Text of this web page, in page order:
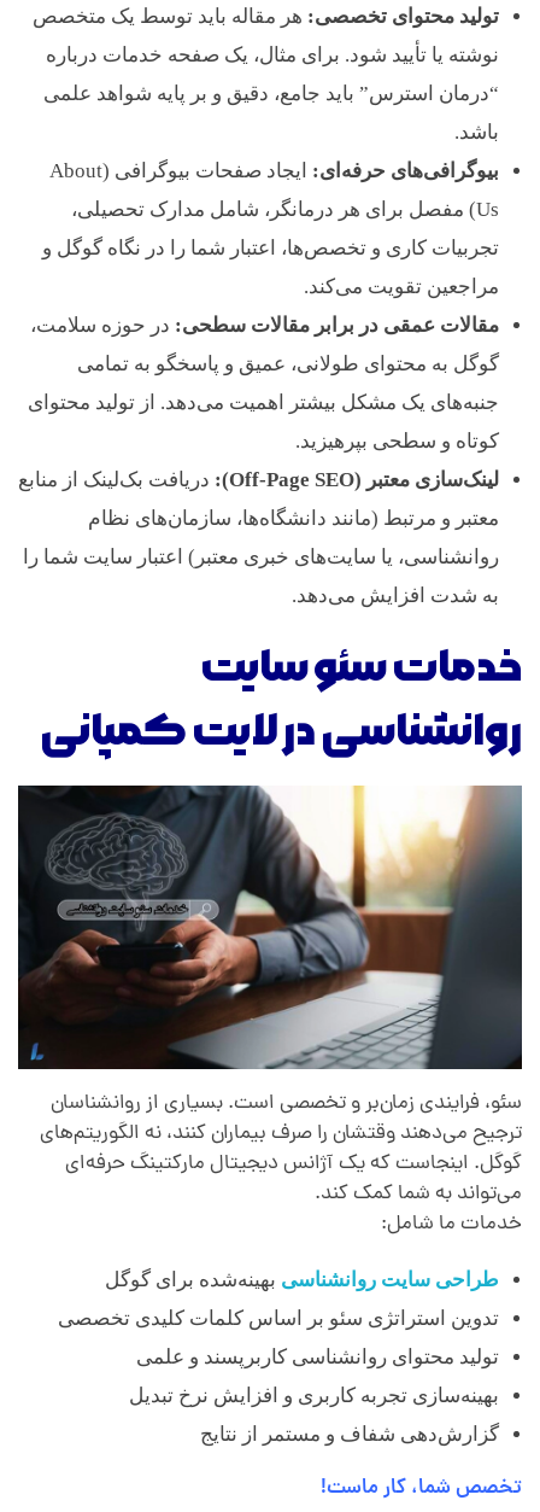
تولید محتوای تخصصی: هر مقاله باید توسط یک متخصص
نوشته یا تأیید شود. برای مثال، یک صفحه خدمات درباره
“درمان استرس” باید جامع، دقیق و بر پایه شواهد علمی
باشد.
بیوگرافی‌های حرفه‌ای:
ایجاد صفحات بیوگرافی (About
Us) مفصل برای هر درمانگر، شامل مدارک تحصیلی،
تجربیات کاری و تخصص‌ها، اعتبار شما را در نگاه گوگل و
مراجعین تقویت می‌کند.
مقالات عمقی در برابر مقالات سطحی: در حوزه سلامت،
گوگل به محتوای طولانی، عمیق و پاسخگو به تمامی
جنبه‌های یک مشکل بیشتر اهمیت می‌دهد. از تولید محتوای
کوتاه و سطحی بپرهیزید.
لینک‌سازی معتبر (Off-Page SEO):
دریافت بک‌لینک از منابع
معتبر و مرتبط (مانند دانشگاه‌ها، سازمان‌های نظام
روانشناسی، یا سایت‌های خبری معتبر) اعتبار سایت شما را
به شدت افزایش می‌دهد.
خدمات سئو سایت
روانشناسی در لایت کمپانی
سئو، فرایندی زمان‌بر و تخصصی است. بسیاری از روانشناسان
ترجیح می‌دهند وقتشان را صرف بیماران کنند، نه الگوریتم‌های
گوگل. اینجاست که یک آژانس دیجیتال مارکتینگ حرفه‌ای
می‌تواند به شما کمک کند.
خدمات ما شامل:
طراحی سایت روانشناسی بهینه‌شده برای گوگل
تدوین استراتژی سئو بر اساس کلمات کلیدی تخصصی
تولید محتوای روانشناسی کاربرپسند و علمی
بهینه‌سازی تجربه کاربری و افزایش نرخ تبدیل
گزارش‌دهی شفاف و مستمر از نتایج
تخصص شما، کار ماست!